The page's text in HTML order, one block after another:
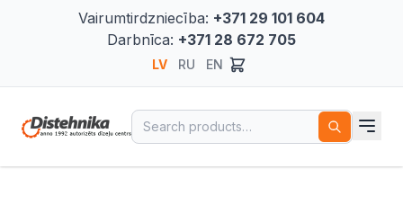
Vairumtirdzniecība: +371 29 101 604
Darbnīca: +371 28 672 705
LV RU EN
Search for: